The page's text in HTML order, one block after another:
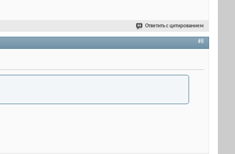
Ответить с цитированием
#8